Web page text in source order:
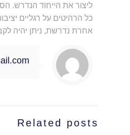
ליצור את הייחוד הנדרש.
כל הרהיטים על רגליים
אחרת נדרשת, ניתן יהיה
Related posts